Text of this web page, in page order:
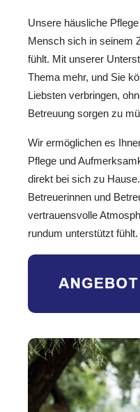
Unsere häusliche
Mensch sich in seinem
fühlt. Mit unserer
Thema mehr, und Sie
Liebsten verbringen,
Betreuung sorgen zu
Wir ermöglichen es
Pflege und
direkt bei sich zu
Betreuerinnen und
vertrauensvolle
rundum unterstützt fühlt.